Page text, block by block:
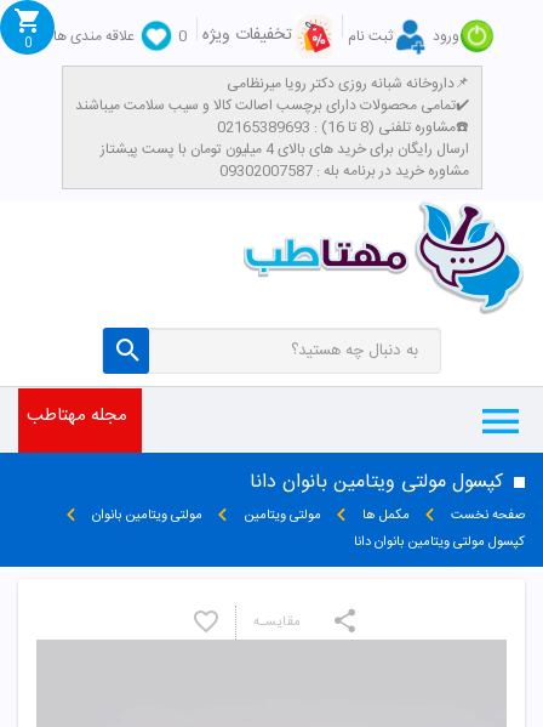
ورود ثبت نام تخفیفات ویژه 0
علاقه مندی ها
داروخانه شبانه روزی دکتر رویا میرنظامی📌
تمامی محصولات دارای برچسب اصالت کالا و سیب سلامت میباشند✔️
مشاوره تلفنی (8 تا 16) : 02165389693☎️
​ارسال رایگان برای خرید های بالای 4 میلیون تومان با پست پیشتاز
مشاوره خرید در برنامه بله : 09302007587
0
مجله مهتاطب
کپسول مولتی ویتامین بانوان دانا
صفحه نخست مکمل ها مولتی ویتامین
مولتی ویتامین بانوان
کپسول مولتی ویتامین بانوان دانا
مقایسـه